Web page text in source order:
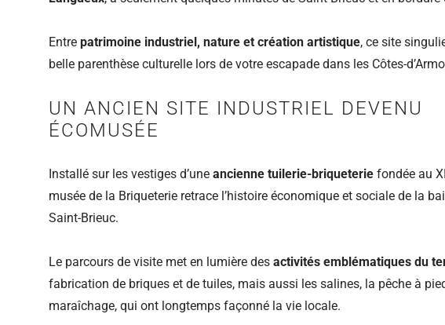
Entre patrimoine industriel, nature et création artistique, ce site
belle parenthèse culturelle lors de votre escapade dans les
UN ANCIEN SITE INDUSTRIEL DEVENU
ÉCOMUSÉE
Installé sur les vestiges d’une ancienne tuilerie‑briqueterie fondée au
musée de la Briqueterie retrace l’histoire économique et sociale de la
Saint‑Brieuc.
Le parcours de visite met en lumière des activités emblématiques du
fabrication de briques et de tuiles, mais aussi les salines, la pêche à
maraîchage, qui ont longtemps façonné la vie locale.